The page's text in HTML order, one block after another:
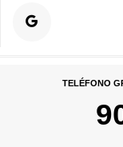
TELÉFONO